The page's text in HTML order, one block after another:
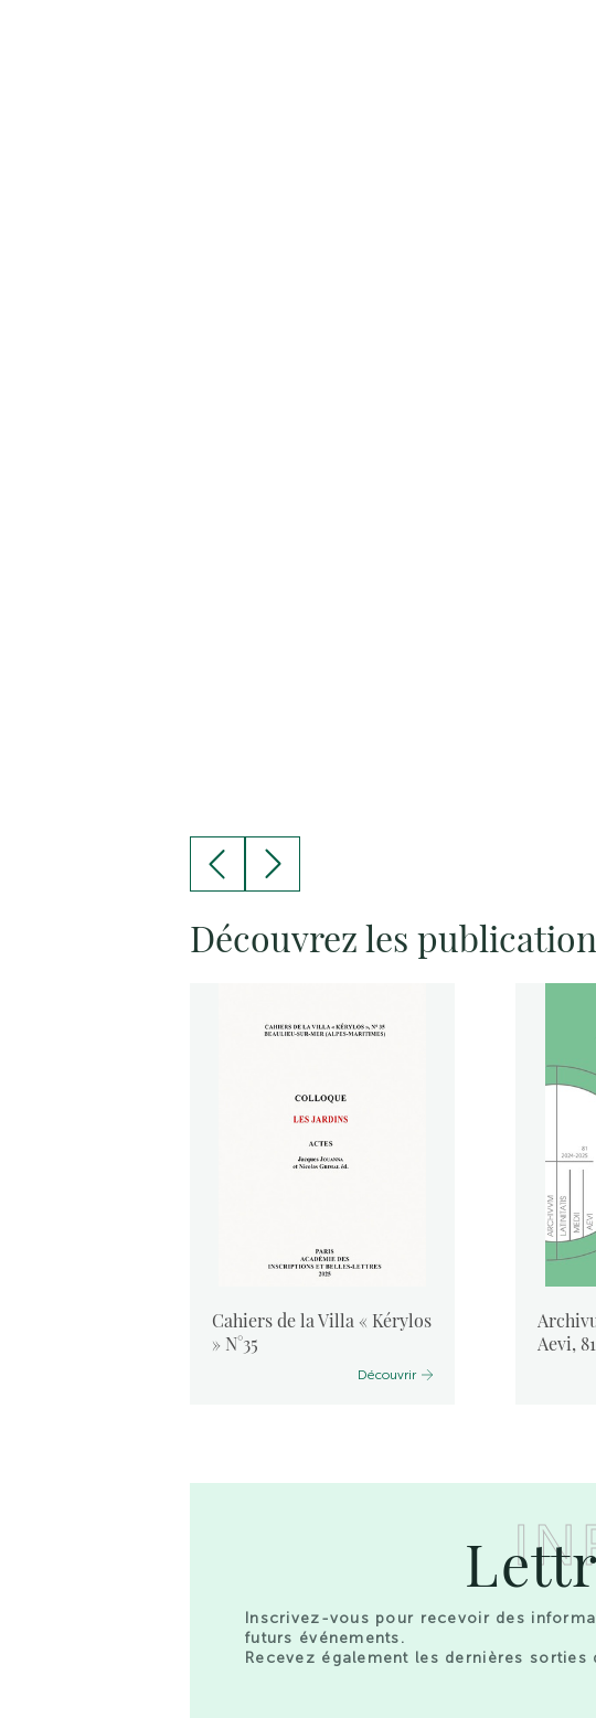
Découvrez les
Cahiers de la Villa « Kérylos
» N°35
Découvrir
Aevi,
Inscrivez-vous pour recevoir des
futurs événements.
Recevez également les dernières